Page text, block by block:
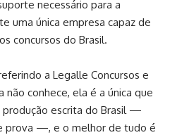
necessário para a
uma única empresa capaz de
concursos do Brasil.
a Legalle Concursos e
não conhece, ela é a única que
escrita do Brasil —
prova —, e o melhor de tudo é